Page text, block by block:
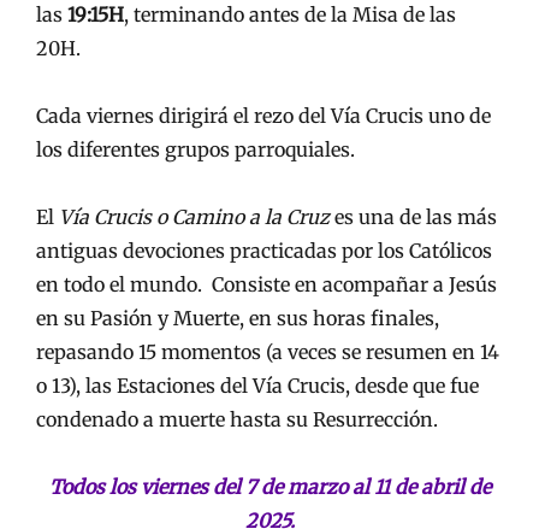
las 19:15H, terminando antes de la Misa de las
20H.
Cada viernes dirigirá el rezo del Vía Crucis uno de
los diferentes grupos parroquiales.
El Vía Crucis o Camino a la Cruzes una de las más
antiguas devociones practicadas por los Católicos
en todo el mundo. Consiste en acompañar a Jesús
en su Pasión y Muerte, en sus horas finales,
repasando 15 momentos (a veces se resumen en 14
o 13), las Estaciones del Vía Crucis, desde que fue
condenado a muerte hasta su Resurrección.
Todos los viernes del 7 de marzo al 11 de abril de
2025.